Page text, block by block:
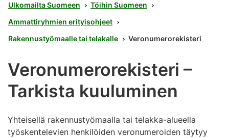
Ulkomailta Suomeen
Töihin Suomeen
Ammattiryhmien erityisohjeet
Rakennustyömaalle tai telakalle
Veronumerorekisteri
Veronumerorekisteri –
Tarkista kuuluminen
Yhteisellä rakennustyömaalla tai telakka-alueella
työskentelevien henkilöiden veronumeroiden täytyy